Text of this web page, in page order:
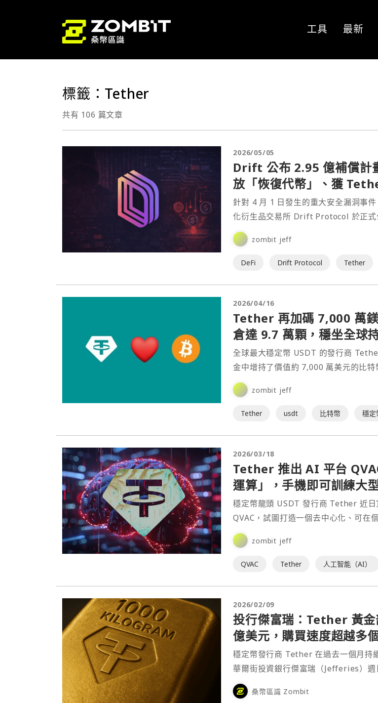
工具 最新
標籤：Tether
共有 106 篇文章
2026/05/05
Drift 公布 2.95 億補償計
放「恢復代幣」、獲
資
針對 4 月 1 日發生的重大安全漏洞事
化衍生品交易所 Drift Protocol 於正
zombit jeff
DeFi Drift Protocol Tether
2026/04/16
Tether 再加碼 7,000 萬
倉達 9.7 萬顆，穩坐全球
全球最大穩定幣 USDT 的發行商
金中增持了價值約 7,000 萬美元的比特
其與穩定幣業務掛鉤的長期積累戰略。⋯
zombit jeff
Tether usdt 比特幣 穩定
2026/03/18
Tether 推出 AI 平台
運算」，手機即可訓練大
穩定幣龍頭 USDT 發行商 Tether 近
QVAC，試圖打造一個去中心化、可在
礎設施，降低開發門檻並減少對⋯
zombit jeff
QVAC Tether 人工智能（AI）
2026/02/09
投行傑富瑞：Tether 黃
億美元，購買速度超越多
穩定幣發行商 Tether 在過去一個月持
華爾街投資銀行傑富瑞（Jefferies）週
已躋身全球前 30 大黃金持有者之列，
買家之一，並超越多個主權國家。⋯
桑幣區識 Zombit